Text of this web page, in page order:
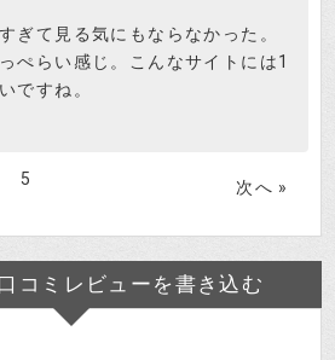
ぎて見る気にもならなかった。
ぺらい感じ。こんなサイトには1
ですね。
5 次へ »
コミレビューを書き込む